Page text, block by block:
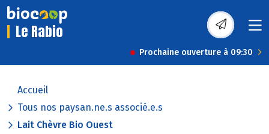
Le Rabio
Prochaine ouverture à 09:30
Accueil
Tous nos paysan.ne.s associé.e.s
Lait Chèvre Bio Ouest